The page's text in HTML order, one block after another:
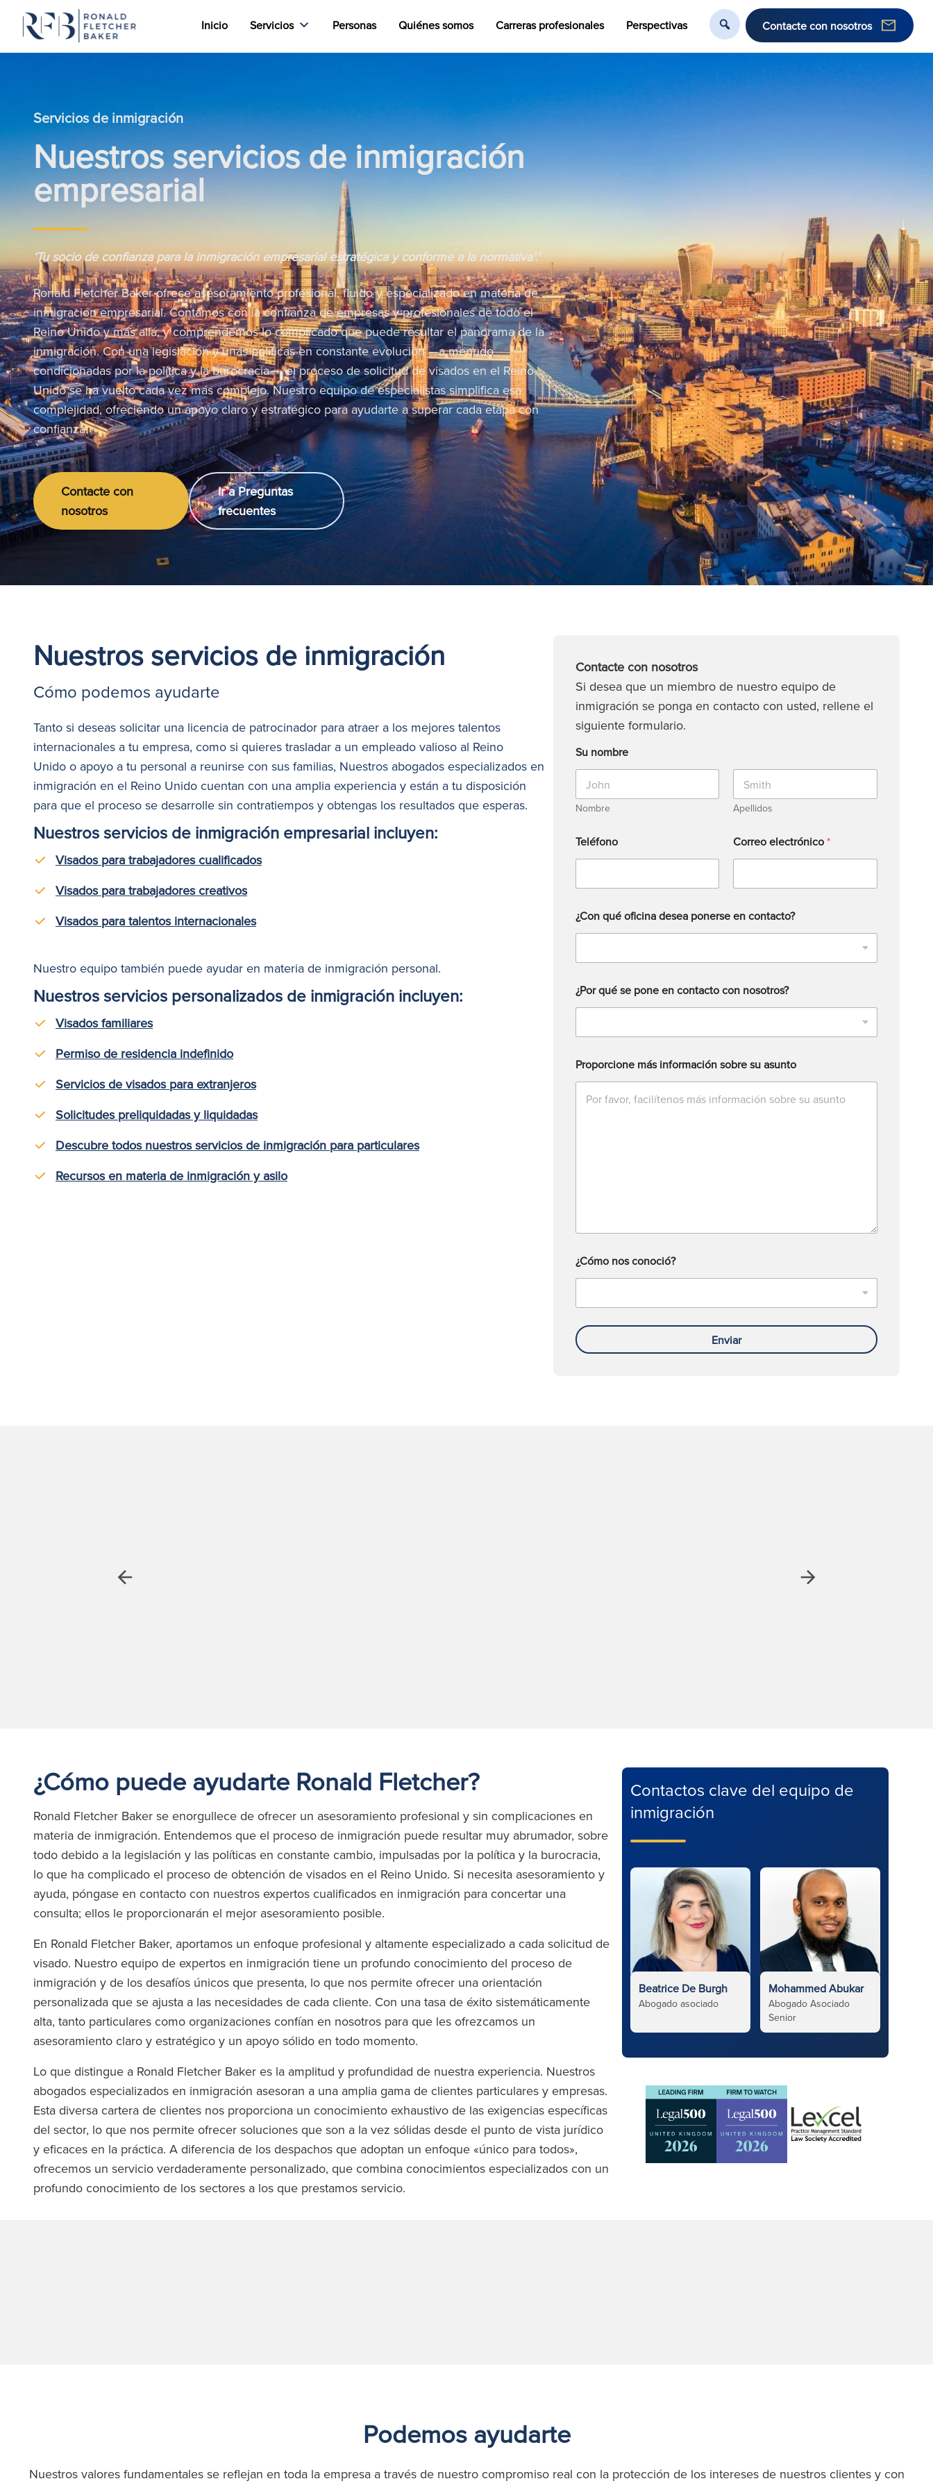
Inicio Servicios Personas Quiénes somos Carreras profesionales Perspectivas Contacte con nosotros
Servicios de inmigración
Nuestros servicios de inmigración
empresarial
‘Tu socio de confianza para la inmigración empresarial estratégica y conforme a la normativa’.’
Ronald Fletcher Baker ofrece asesoramiento profesional, fluido y especializado en materia de
inmigración empresarial. Contamos con la confianza de empresas y profesionales de todo el
Reino Unido y más allá, y comprendemos lo complicado que puede resultar el panorama de la
inmigración. Con una legislación y unas políticas en constante evolución —a menudo
condicionadas por la política y la burocracia—, el proceso de solicitud de visados en el Reino
Unido se ha vuelto cada vez más complejo. Nuestro equipo de especialistas simplifica esa
complejidad, ofreciendo un apoyo claro y estratégico para ayudarte a superar cada etapa con
confianza.
Contacte con
nosotros
Ir a Preguntas
frecuentes
Nuestros servicios de inmigración
Cómo podemos ayudarte
Tanto si deseas solicitar una licencia de patrocinador para atraer a los mejores talentos
internacionales a tu empresa, como si quieres trasladar a un empleado valioso al Reino
Unido o apoyo a tu personal a reunirse con sus familias, Nuestros abogados especializados en
inmigración en el Reino Unido cuentan con una amplia experiencia y están a tu disposición
para que el proceso se desarrolle sin contratiempos y obtengas los resultados que esperas.
Nuestros servicios de inmigración empresarial incluyen:
Visados para trabajadores cualificados
Visados para trabajadores creativos
Visados para talentos internacionales
Nuestro equipo también puede ayudar en materia de inmigración personal.
Nuestros servicios personalizados de inmigración incluyen:
Visados familiares
Permiso de residencia indefinido
Servicios de visados para extranjeros
Solicitudes preliquidadas y liquidadas
Descubre todos nuestros servicios de inmigración para particulares
Recursos en materia de inmigración y asilo
Contacte con nosotros
Si desea que un miembro de nuestro equipo de
inmigración se ponga en contacto con usted, rellene el
siguiente formulario.
Su nombre
Nombre Apellidos
Teléfono Correo electrónico*
¿Con qué oficina desea ponerse en contacto?
¿Por qué se pone en contacto con nosotros?
Proporcione más información sobre su asunto
¿Cómo nos conoció?
Enviar
Anterior Siguiente
¿Cómo puede ayudarte Ronald Fletcher?
Ronald Fletcher Baker se enorgullece de ofrecer un asesoramiento profesional y sin complicaciones en
materia de inmigración. Entendemos que el proceso de inmigración puede resultar muy abrumador, sobre
todo debido a la legislación y las políticas en constante cambio, impulsadas por la política y la burocracia,
lo que ha complicado el proceso de obtención de visados en el Reino Unido. Si necesita asesoramiento y
ayuda, póngase en contacto con nuestros expertos cualificados en inmigración para concertar una
consulta; ellos le proporcionarán el mejor asesoramiento posible.
En Ronald Fletcher Baker, aportamos un enfoque profesional y altamente especializado a cada solicitud de
visado. Nuestro equipo de expertos en inmigración tiene un profundo conocimiento del proceso de
inmigración y de los desafíos únicos que presenta, lo que nos permite ofrecer una orientación
personalizada que se ajusta a las necesidades de cada cliente. Con una tasa de éxito sistemáticamente
alta, tanto particulares como organizaciones confían en nosotros para que les ofrezcamos un
asesoramiento claro y estratégico y un apoyo sólido en todo momento.
Lo que distingue a Ronald Fletcher Baker es la amplitud y profundidad de nuestra experiencia. Nuestros
abogados especializados en inmigración asesoran a una amplia gama de clientes particulares y empresas.
Esta diversa cartera de clientes nos proporciona un conocimiento exhaustivo de las exigencias específicas
del sector, lo que nos permite ofrecer soluciones que son a la vez sólidas desde el punto de vista jurídico
y eficaces en la práctica. A diferencia de los despachos que adoptan un enfoque «único para todos»,
ofrecemos un servicio verdaderamente personalizado, que combina conocimientos especializados con un
profundo conocimiento de los sectores a los que prestamos servicio.
Contactos clave del equipo de
inmigración
Beatrice De Burgh
Abogado asociado
Mohammed Abukar
Abogado Asociado
Senior
Podemos ayudarte
Nuestros valores fundamentales se reflejan en toda la empresa a través de nuestro compromiso real con la protección de los intereses de nuestros clientes y con